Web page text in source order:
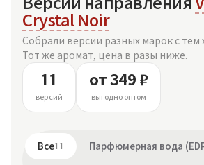
Crystal Noir
Собрали версии разных марок с тем
Тот же аромат, цена в разы ниже.
11
версий
от 349 ₽
выгодно оптом
Все11 Парфюмерная вода